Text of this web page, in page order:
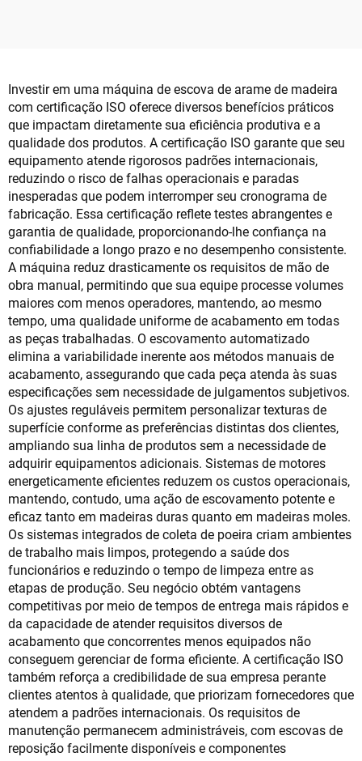
Investir em uma máquina de escova de arame de madeira
com certificação ISO oferece diversos benefícios práticos
que impactam diretamente sua eficiência produtiva e a
qualidade dos produtos. A certificação ISO garante que seu
equipamento atende rigorosos padrões internacionais,
reduzindo o risco de falhas operacionais e paradas
inesperadas que podem interromper seu cronograma de
fabricação. Essa certificação reflete testes abrangentes e
garantia de qualidade, proporcionando-lhe confiança na
confiabilidade a longo prazo e no desempenho consistente.
A máquina reduz drasticamente os requisitos de mão de
obra manual, permitindo que sua equipe processe volumes
maiores com menos operadores, mantendo, ao mesmo
tempo, uma qualidade uniforme de acabamento em todas
as peças trabalhadas. O escovamento automatizado
elimina a variabilidade inerente aos métodos manuais de
acabamento, assegurando que cada peça atenda às suas
especificações sem necessidade de julgamentos subjetivos.
Os ajustes reguláveis permitem personalizar texturas de
superfície conforme as preferências distintas dos clientes,
ampliando sua linha de produtos sem a necessidade de
adquirir equipamentos adicionais. Sistemas de motores
energeticamente eficientes reduzem os custos operacionais,
mantendo, contudo, uma ação de escovamento potente e
eficaz tanto em madeiras duras quanto em madeiras moles.
Os sistemas integrados de coleta de poeira criam ambientes
de trabalho mais limpos, protegendo a saúde dos
funcionários e reduzindo o tempo de limpeza entre as
etapas de produção. Seu negócio obtém vantagens
competitivas por meio de tempos de entrega mais rápidos e
da capacidade de atender requisitos diversos de
acabamento que concorrentes menos equipados não
conseguem gerenciar de forma eficiente. A certificação ISO
também reforça a credibilidade de sua empresa perante
clientes atentos à qualidade, que priorizam fornecedores que
atendem a padrões internacionais. Os requisitos de
manutenção permanecem administráveis, com escovas de
reposição facilmente disponíveis e componentes